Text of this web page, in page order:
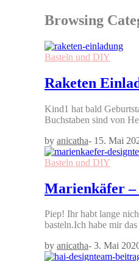
Browsing
Basteln und DIY
Raketen
Kind1 hat bald
Buchstaben sind von
by anicatha- 15. Mai
Basteln und DIY
Marienkäfer –
Piep! Ihr habt lange
basteln.Ich habe mir
by anicatha- 3. Mai